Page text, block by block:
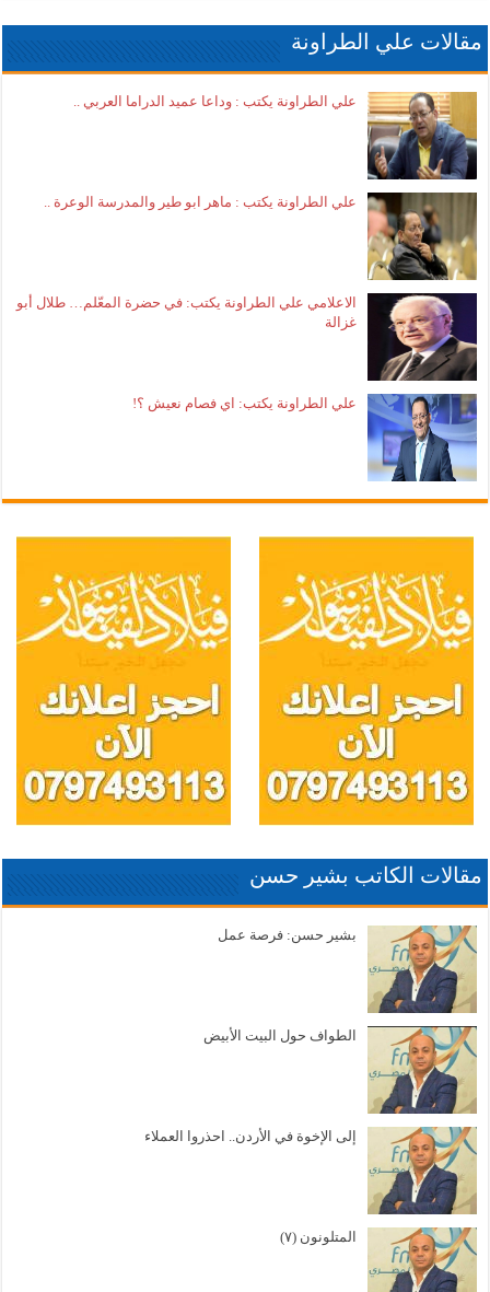
مقالات علي الطراونة
علي الطراونة يكتب : وداعا عميد الدراما العربي ..
علي الطراونة يكتب : ماهر ابو طير والمدرسة الوعرة ..
الاعلامي علي الطراونة يكتب: في حضرة المعّلم… طلال أبو
غزالة
علي الطراونة يكتب: اي فصام نعيش ؟!
مقالات الكاتب بشير حسن
بشير حسن: فرصة عمل
الطواف حول البيت الأبيض
إلى الإخوة في الأردن.. احذروا العملاء
المتلونون (٧)